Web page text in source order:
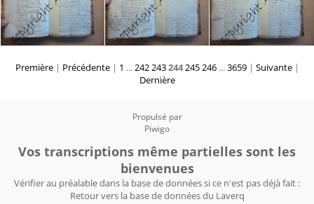
Première| Précédente| 1 ...242243244245246...3659 | Suivante |
Dernière
Propulsé par
Piwigo
Vos transcriptions même partielles sont les
bienvenues
Vérifier au préalable dans la base de données si ce n'est pas déjà fait :
Retour vers la base de données du Laverq